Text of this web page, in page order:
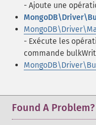
- Ajoute une
- Exécute les
commande
Found A Problem?